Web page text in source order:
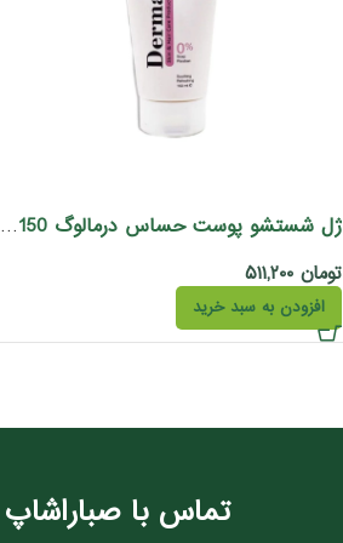
ژل شستشو پوست حساس درمالوگ 150میل
تومان
افزودن به سبد خرید
تماس با صباراشاپ